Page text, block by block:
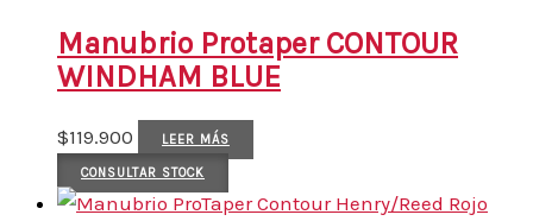
Manubrio Protaper CONTOUR
WINDHAM BLUE
$119.900 LEER MÁS
CONSULTAR STOCK